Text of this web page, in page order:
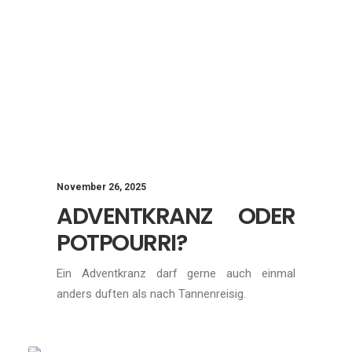
November 26, 2025
ADVENTKRANZ ODER
POTPOURRI?
Ein Adventkranz darf gerne auch einmal
anders duften als nach Tannenreisig.